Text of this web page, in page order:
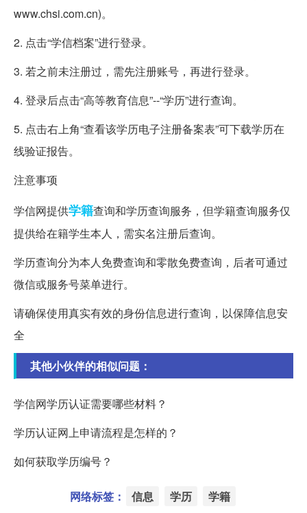
www.chsi.com.cn)。
2. 点击“学信档案”进行登录。
3. 若之前未注册过，需先注册账号，再进行登录。
4. 登录后点击“高等教育信息”--“学历”进行查询。
5. 点击右上角“查看该学历电子注册备案表”可下载学历在
线验证报告。
注意事项
学信网提供学籍查询和学历查询服务，但学籍查询服务仅
提供给在籍学生本人，需实名注册后查询。
学历查询分为本人免费查询和零散免费查询，后者可通过
微信或服务号菜单进行。
请确保使用真实有效的身份信息进行查询，以保障信息安
全
其他小伙伴的相似问题：
学信网学历认证需要哪些材料？
学历认证网上申请流程是怎样的？
如何获取学历编号？
网络标签： 信息 学历 学籍